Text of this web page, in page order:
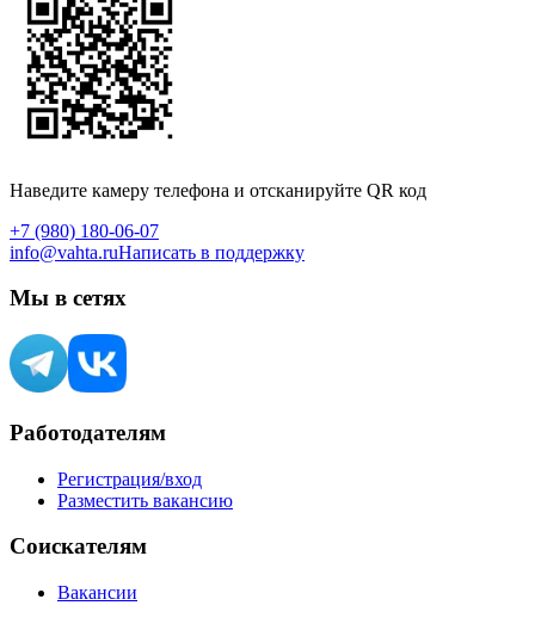
Наведите камеру телефона и отсканируйте QR код
+7 (980) 180-06-07
info@vahta.ruНаписать в поддержку
Мы в сетях
Работодателям
Регистрация/вход
Разместить вакансию
Соискателям
Вакансии